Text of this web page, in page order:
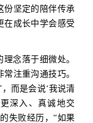
份坚定的陪伴传承
在成长中学会感受
念落于细微处。
注重沟通技巧。
而是会说‘我说清
深入、真诚地交
失败经历，“如果